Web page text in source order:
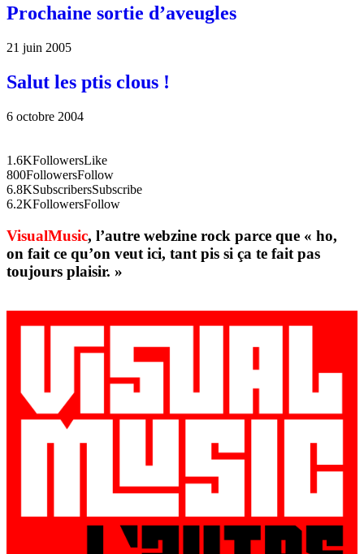
Prochaine sortie d’aveugles
21 juin 2005
Salut les ptis clous !
6 octobre 2004
1.6KFollowersLike
800FollowersFollow
6.8KSubscribersSubscribe
6.2KFollowersFollow
VisualMusic, l’autre webzine rock parce que « ho,
on fait ce qu’on veut ici, tant pis si ça te fait pas
toujours plaisir. »